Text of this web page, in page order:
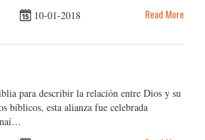
10-01-2018 Read More
para describir la relación entre Dios y su
bíblicos, esta alianza fue celebrada